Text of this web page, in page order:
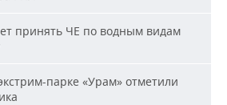
принять ЧЕ по водным видам
парке «Урам» отметили